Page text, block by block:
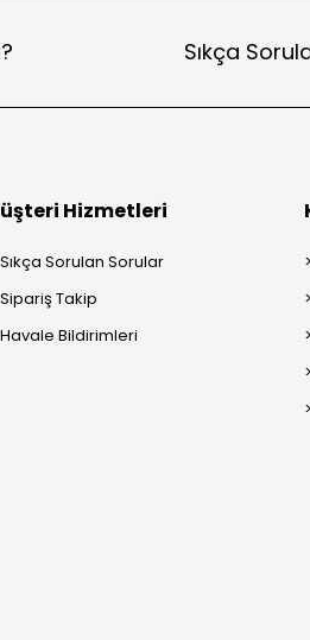
Sıkça
Hizmetleri
Sıkça Sorulan Sorular
Sipariş Takip
Havale Bildirimleri